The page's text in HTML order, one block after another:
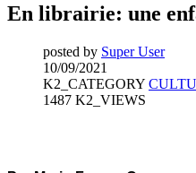
En librairie: une
posted by Super User
10/09/2021
K2_CATEGORY
1487 K2_VIEWS